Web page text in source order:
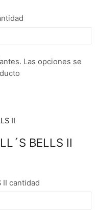
Las opciones se
BELLS II
II cantidad